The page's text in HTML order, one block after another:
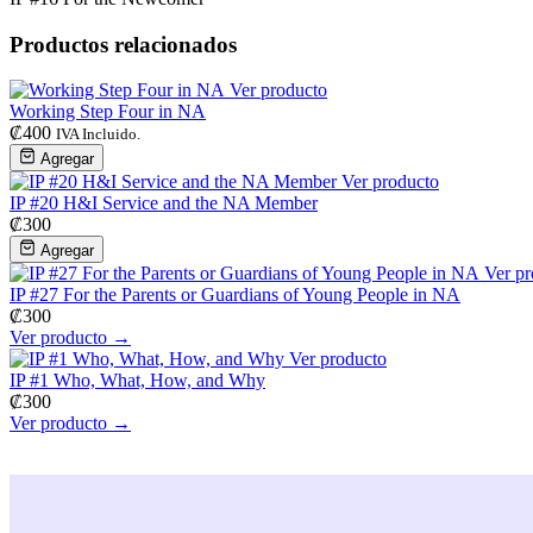
Productos relacionados
Ver producto
Working Step Four in NA
₡400 IVA Incluido.
Agregar
Ver producto
IP #20 H&I Service and the NA Member
₡300
Agregar
Ver
IP #27 For the Parents or Guardians of Young People in NA
₡300
Ver producto →
Ver producto
IP #1 Who, What, How, and Why
₡300
Ver producto →